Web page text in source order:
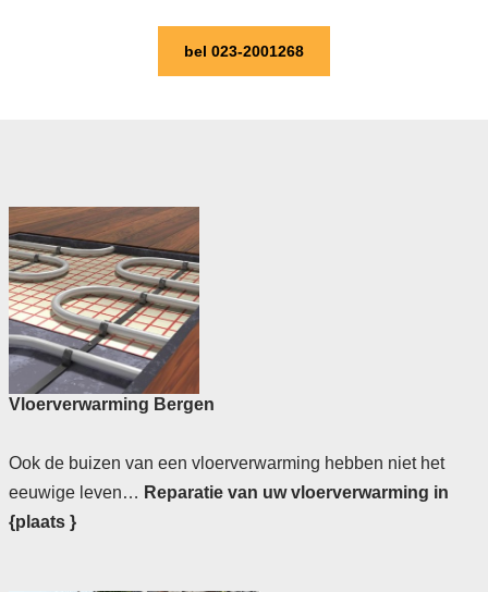
bel 023-2001268
Vloerverwarming Bergen
Ook de buizen van een vloerverwarming hebben niet het
eeuwige leven… Reparatie van uw vloerverwarming in
{plaats }